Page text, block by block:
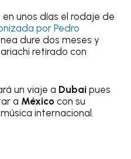
unos días el rodaje de
por Pedro
dure dos meses y
retirado con
un viaje a Dubaipues
a México con su
internacional.